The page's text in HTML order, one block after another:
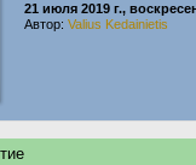
21 июля 2019 г.,
Автор: Valius Kedainietis